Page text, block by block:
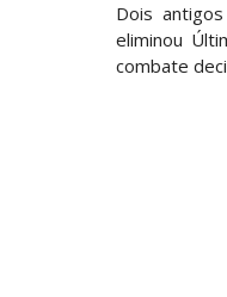
Dois
eliminou
combate